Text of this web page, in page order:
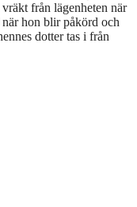
från lägenheten när
hon blir påkörd och
dotter tas i från